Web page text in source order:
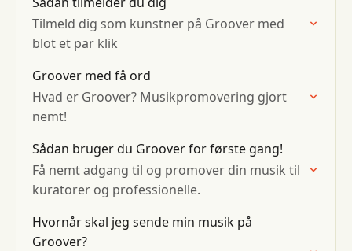
Tilmeld dig som kunstner på Groover med
blot et par klik
Groover med få ord
Hvad er Groover? Musikpromovering gjort
nemt!
Sådan bruger du Groover for første gang!
Få nemt adgang til og promover din musik til
kuratorer og professionelle.
Hvornår skal jeg sende min musik på
Groover?